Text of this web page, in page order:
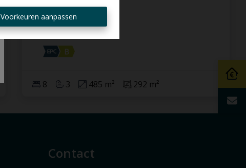
Voorkeuren aanpassen
TOUR)
2018 Antwerpen
8 3 485 m² 292 m²
Contact